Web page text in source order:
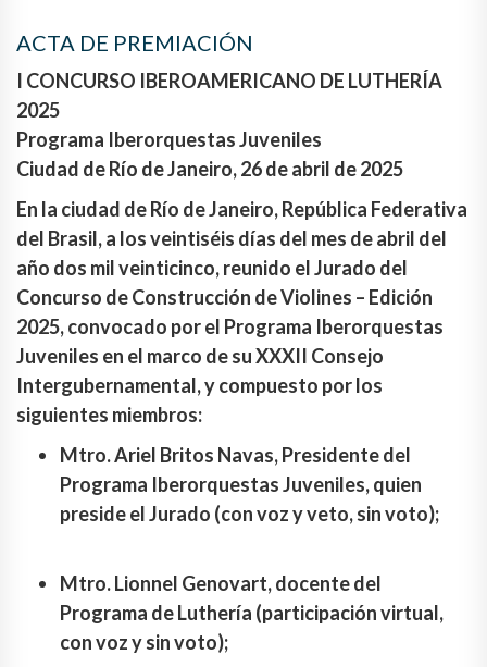
ACTA DE PREMIACIÓN
I CONCURSO IBEROAMERICANO DE LUTHERÍA
2025
Programa Iberorquestas Juveniles
Ciudad de Río de Janeiro, 26 de abril de 2025
En la ciudad de Río de Janeiro, República Federativa
del Brasil, a los veintiséis días del mes de abril del
año dos mil veinticinco, reunido el Jurado del
Concurso de Construcción de Violines – Edición
2025, convocado por el Programa Iberorquestas
Juveniles en el marco de su XXXII Consejo
Intergubernamental, y compuesto por los
siguientes miembros:
Mtro. Ariel Britos Navas, Presidente del
Programa Iberorquestas Juveniles, quien
preside el Jurado (con voz y veto, sin voto);
Mtro. Lionnel Genovart, docente del
Programa de Luthería (participación virtual,
con voz y sin voto);